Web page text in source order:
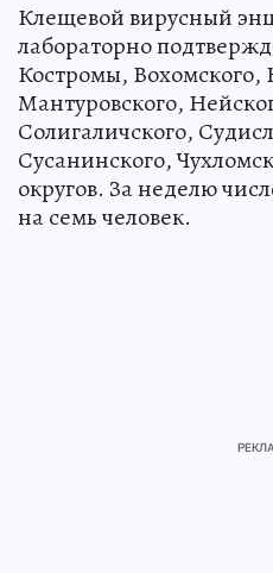
Клещевой вирусный
лабораторно
Костромы, Вохомского,
Мантуровского,
Солигаличского,
Сусанинского,
округов. За неделю
на семь человек.